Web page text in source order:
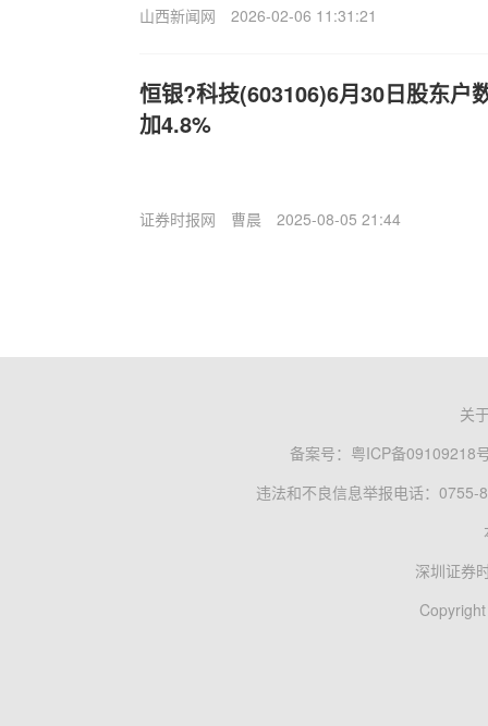
山西新闻网 2026-02-06 11:31:21
恒银?科技(603106)6月30日股东户
加4.8%
证券时报网 曹晨 2025-08-05 21:44
关
备案号： 粤ICP备09109218
违法和不良信息举报电话：0755-
深圳证券